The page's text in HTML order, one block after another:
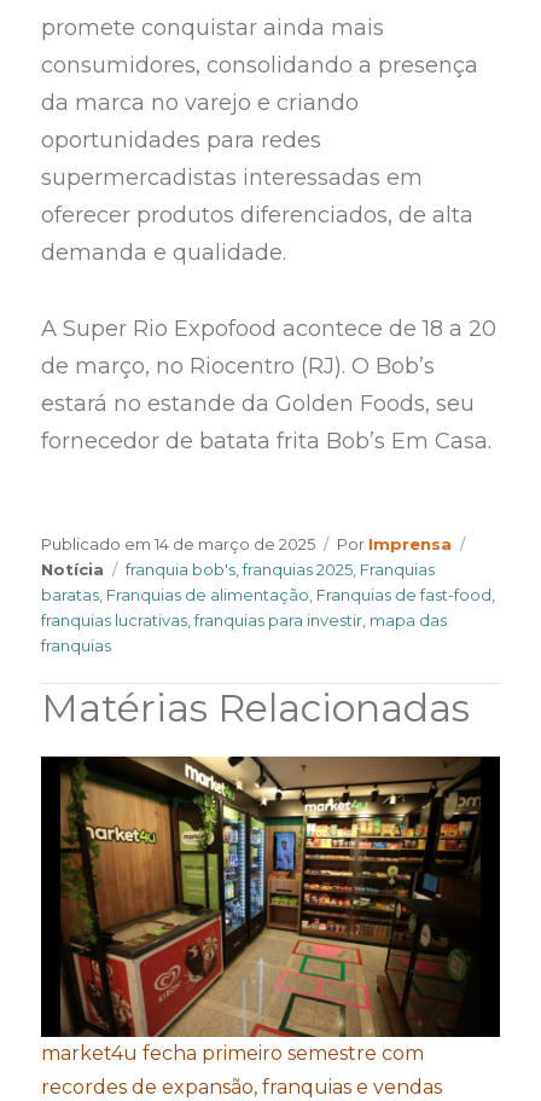
promete conquistar ainda mais
consumidores, consolidando a presença
da marca no varejo e criando
oportunidades para redes
supermercadistas interessadas em
oferecer produtos diferenciados, de alta
demanda e qualidade.
A Super Rio Expofood acontece de 18 a 20
de março, no Riocentro (RJ). O Bob’s
estará no estande da Golden Foods, seu
fornecedor de batata frita Bob’s Em Casa.
Publicado em14 de março de 2025 Por Author
Imprensa
Notícia
Tags
franquia bob's ,franquias 2025 Franquias
baratas Franquias de alimentação Franquias de fast-food
franquias lucrativas ,franquias para investir mapa das
franquias
Matérias Relacionadas
market4u fecha primeiro semestre com
recordes de expansão, franquias e vendas